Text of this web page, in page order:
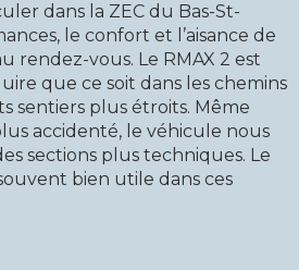
dans la ZEC du Bas-St-
le confort et l’aisance de
rendez-vous. Le RMAX 2 est
que ce soit dans les chemins
sentiers plus étroits. Même
accidenté, le véhicule nous
sections plus techniques. Le
bien utile dans ces